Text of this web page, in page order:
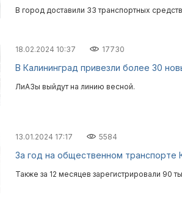
В город доставили 33 транспортных
18.02.2024 10:37 17730
В Калининград привезли более 30
ЛиАЗы выйдут на линию весной.
13.01.2024 17:17 5584
За год на общественном транспорте
Также за 12 месяцев зарегистрировали 90